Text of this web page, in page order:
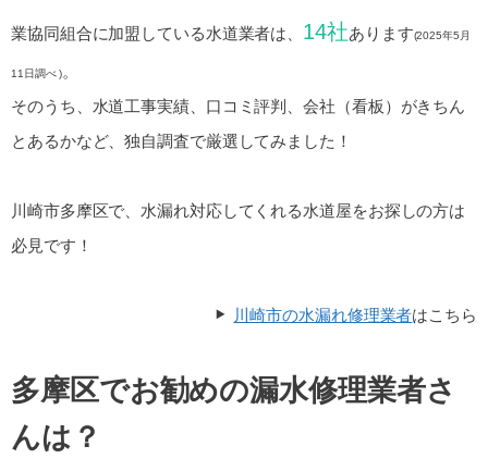
業協同組合に加盟している水道業者は、 14社あります(2025年5月
11日調べ )。
そのうち、水道工事実績、口コミ評判、会社（看板）がきちん
とあるかなど、独自調査で厳選してみました！
川崎市多摩区で、水漏れ対応してくれる水道屋をお探しの方は
必見です！
川崎市の水漏れ修理業者はこちら
多摩区でお勧めの漏水修理業者さ
んは？